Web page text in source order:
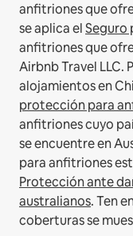
anfitriones que
se aplica elSeguro
anfitriones que
Airbnb Travel LLC.
alojamientos en
protección para
anfitriones cuyo
se encuentre en
para anfitriones
Protección ante
australianos. Ten
coberturas se